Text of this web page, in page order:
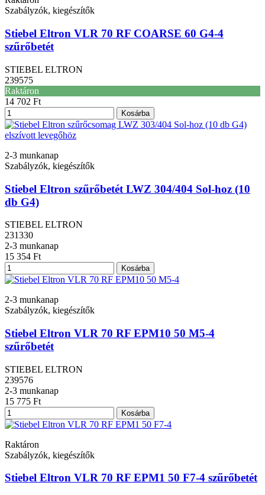
Szabályzók, kiegészítők
Stiebel Eltron VLR 70 RF COARSE 60 G4-4
szűrőbetét
STIEBEL ELTRON
239575
Raktáron
14 702 Ft
Kosárba
2-3 munkanap
Szabályzók, kiegészítők
Stiebel Eltron szűrőbetét LWZ 304/404 Sol-hoz (10
db G4)
STIEBEL ELTRON
231330
2-3 munkanap
15 354 Ft
Kosárba
2-3 munkanap
Szabályzók, kiegészítők
Stiebel Eltron VLR 70 RF EPM10 50 M5-4
szűrőbetét
STIEBEL ELTRON
239576
2-3 munkanap
15 775 Ft
Kosárba
Raktáron
Szabályzók, kiegészítők
Stiebel Eltron VLR 70 RF EPM1 50 F7-4 szűrőbetét